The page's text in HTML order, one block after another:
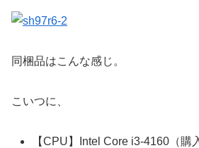
同梱品はこんな感じ。
こいつに、
【CPU】Intel Core i3-4160（購